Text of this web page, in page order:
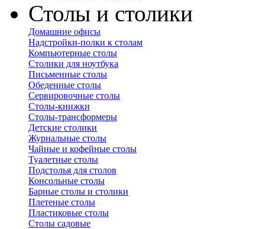
Столы и столики
Домашние офисы
Надстройки-полки к столам
Компьютерные столы
Столики для ноутбука
Письменные столы
Обеденные столы
Сервировочные столы
Столы-книжки
Столы-трансформеры
Детские столики
Журнальные столы
Чайные и кофейные столы
Туалетные столы
Подстолья для столов
Консольные столы
Барные столы и столики
Плетеные столы
Пластиковые столы
Столы садовые